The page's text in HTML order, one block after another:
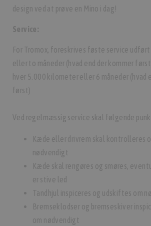
design ved at prøve en Mino i dag!
Service:
For Tromox, foreskrives føste service
eller to måneder (hvad end der kommer
hver 5.000 kilometer eller 6 måneder (hvad
først)
Ved regelmæssig service skal følgende
Kæde eller drivrem skal kontrolleres
nødvendigt
Kæde skal rengøres og smøres,
er stive led
Tandhjul inspiceres og udskiftes om
Bremseklodser og bremseskiver
om nødvendigt